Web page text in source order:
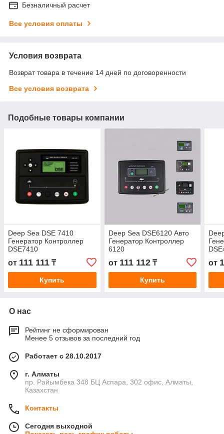
Безналичный расчет
Все условия оплаты
Условия возврата
Возврат товара в течение 14 дней по договоренности
Все условия возврата
Подобные товары компании
Deep Sea DSE 7410
Генератор Контроллер
DSE7410
от 111 111 ₸
Купить
Deep Sea DSE6120 Авто
Генератор Контроллер
6120
от 111 112₸
Купить
от
О нас
Рейтинг не сформирован
Менее 5 отзывов за последний год
Работает с 28.10.2017
г. Алматы
пр. Райымбека 348 БЦ Аспара, 302 офис, Алматы,
Казахстан
Контакты
Сегодня выходной